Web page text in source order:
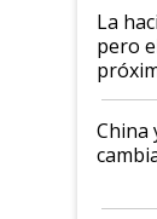
La
pero
China